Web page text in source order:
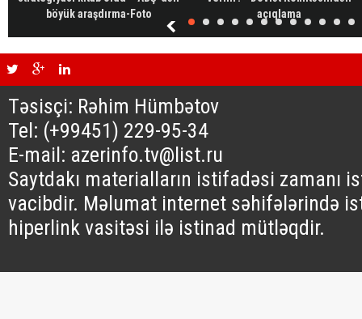
böyük araşdırma-Foto
açıqlama
Təsisçi: Rəhim Hümbətov
Tel: (+99451) 229-95-34
E-mail: azerinfo.tv@list.ru
Saytdakı materialların istifadəsi zamanı
vacibdir. Məlumat internet səhifələrində
hiperlink vasitəsi ilə istinad mütləqdir.